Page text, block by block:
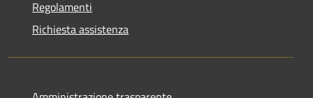
Regolamenti
Richiesta assistenza